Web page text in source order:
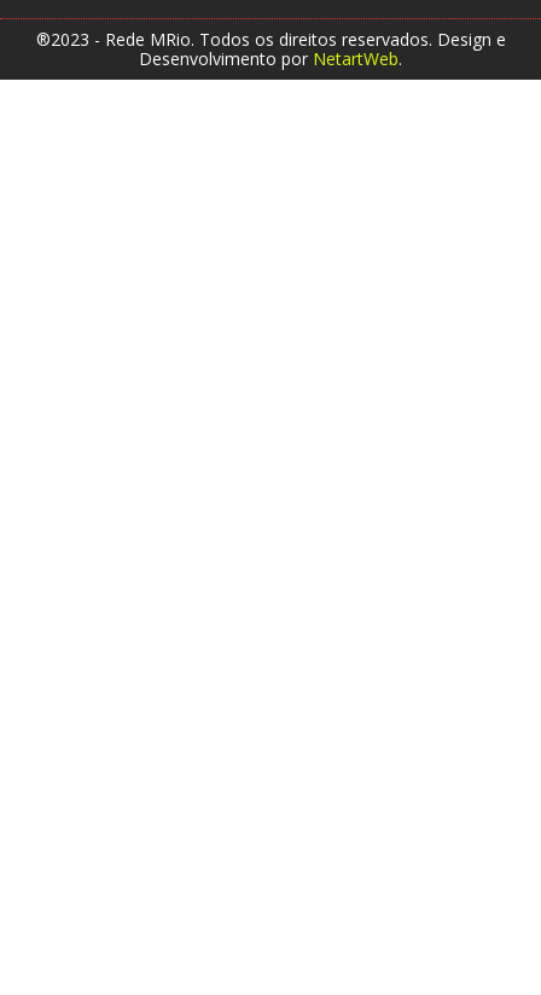
®2023 - Rede MRio. Todos os direitos reservados. Design e
Desenvolvimento por NetartWeb.